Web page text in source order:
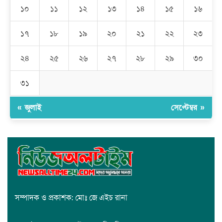
মেহেদীপুর গ্রামে ব্যতিক্রমী আয়োজন: একত্রে ঈদের জামাতে পুরো গ্রাম
রমজান উপলক্ষে সাভারে মানবাধিকার সংস্থার ইফতার
জাবাল-ই-নূর মডেল মাদ্রাসায় ১২তম বার্ষিক পুরস্কার বিতরণ ও বালিকা
১০ ১১ ১২ ১৩ ১৪ ১৫ ১৬
১৭ ১৮ ১৯ ২০ ২১ ২২ ২৩
২৪ ২৫ ২৬ ২৭ ২৮ ২৯ ৩০
৩১
« জুলাই সেপ্টেম্বর »
সম্পাদক ও প্রকাশক: মোঃ জে এইচ রানা